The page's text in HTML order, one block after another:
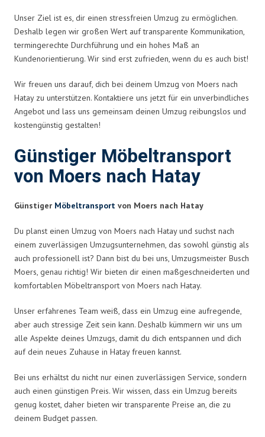
Unser Ziel ist es, dir einen stressfreien Umzug zu ermöglichen.
Deshalb legen wir großen Wert auf transparente Kommunikation,
termingerechte Durchführung und ein hohes Maß an
Kundenorientierung. Wir sind erst zufrieden, wenn du es auch bist!
Wir freuen uns darauf, dich bei deinem Umzug von Moers nach
Hatay zu unterstützen. Kontaktiere uns jetzt für ein unverbindliches
Angebot und lass uns gemeinsam deinen Umzug reibungslos und
kostengünstig gestalten!
Günstiger Möbeltransport
von Moers nach Hatay
Günstiger Möbeltransport von Moers nach Hatay
Du planst einen Umzug von Moers nach Hatay und suchst nach
einem zuverlässigen Umzugsunternehmen, das sowohl günstig als
auch professionell ist? Dann bist du bei uns, Umzugsmeister Busch
Moers, genau richtig! Wir bieten dir einen maßgeschneiderten und
komfortablen Möbeltransport von Moers nach Hatay.
Unser erfahrenes Team weiß, dass ein Umzug eine aufregende,
aber auch stressige Zeit sein kann. Deshalb kümmern wir uns um
alle Aspekte deines Umzugs, damit du dich entspannen und dich
auf dein neues Zuhause in Hatay freuen kannst.
Bei uns erhältst du nicht nur einen zuverlässigen Service, sondern
auch einen günstigen Preis. Wir wissen, dass ein Umzug bereits
genug kostet, daher bieten wir transparente Preise an, die zu
deinem Budget passen.